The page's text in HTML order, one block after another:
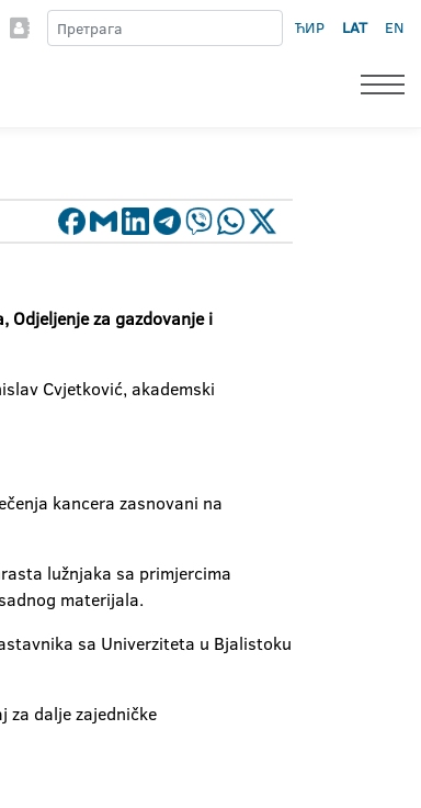
ЋИР LAT EN
za gazdovanje i
Cvjetković, akademski
kancera zasnovani na
lužnjaka sa primjercima
materijala.
sa Univerziteta u Bjalistoku
za dalje zajedničke